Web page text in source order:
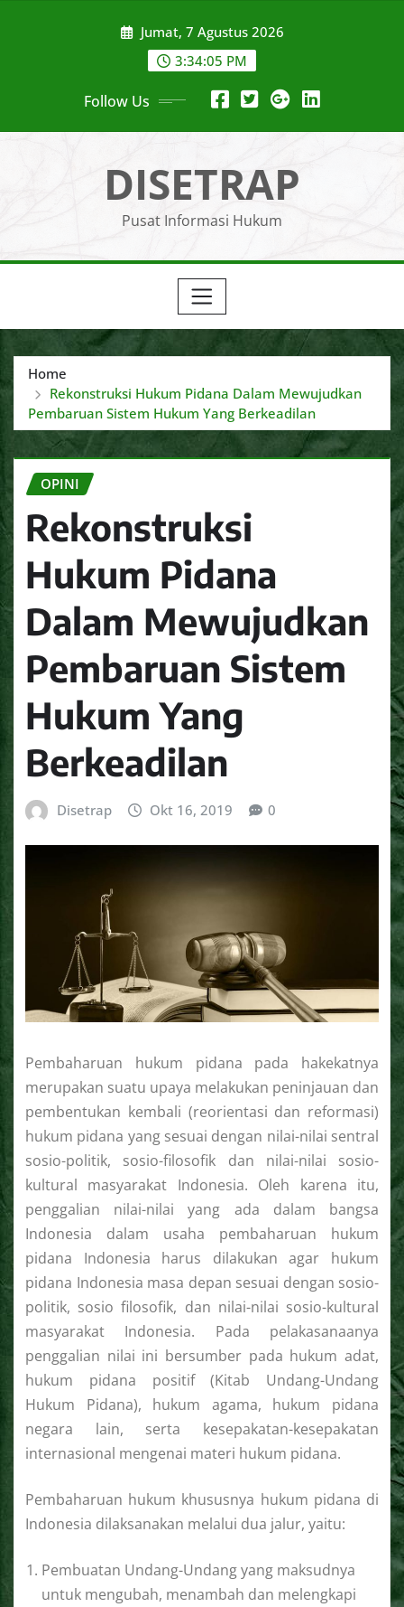
Jumat, 7 Agustus 2026
3:34:06 PM
Follow Us
DISETRAP
Pusat Informasi Hukum
Home
Rekonstruksi Hukum Pidana Dalam Mewujudkan
Pembaruan Sistem Hukum Yang Berkeadilan
OPINI
Rekonstruksi
Hukum Pidana
Dalam Mewujudkan
Pembaruan Sistem
Hukum Yang
Berkeadilan
Disetrap Okt 16, 2019 0
Pembaharuan hukum pidana pada hakekatnya
merupakan suatu upaya melakukan peninjauan dan
pembentukan kembali (reorientasi dan reformasi)
hukum pidana yang sesuai dengan nilai-nilai sentral
sosio-politik, sosio-filosofik dan nilai-nilai sosio-
kultural masyarakat Indonesia. Oleh karena itu,
penggalian nilai-nilai yang ada dalam bangsa
Indonesia dalam usaha pembaharuan hukum
pidana Indonesia harus dilakukan agar hukum
pidana Indonesia masa depan sesuai dengan sosio-
politik, sosio filosofik, dan nilai-nilai sosio-kultural
masyarakat Indonesia. Pada pelakasanaanya
penggalian nilai ini bersumber pada hukum adat,
hukum pidana positif (Kitab Undang-Undang
Hukum Pidana), hukum agama, hukum pidana
negara lain, serta kesepakatan-kesepakatan
internasional mengenai materi hukum pidana.
Pembaharuan hukum khususnya hukum pidana di
Indonesia dilaksanakan melalui dua jalur, yaitu:
Pembuatan Undang-Undang yang maksudnya
untuk mengubah, menambah dan melengkapi